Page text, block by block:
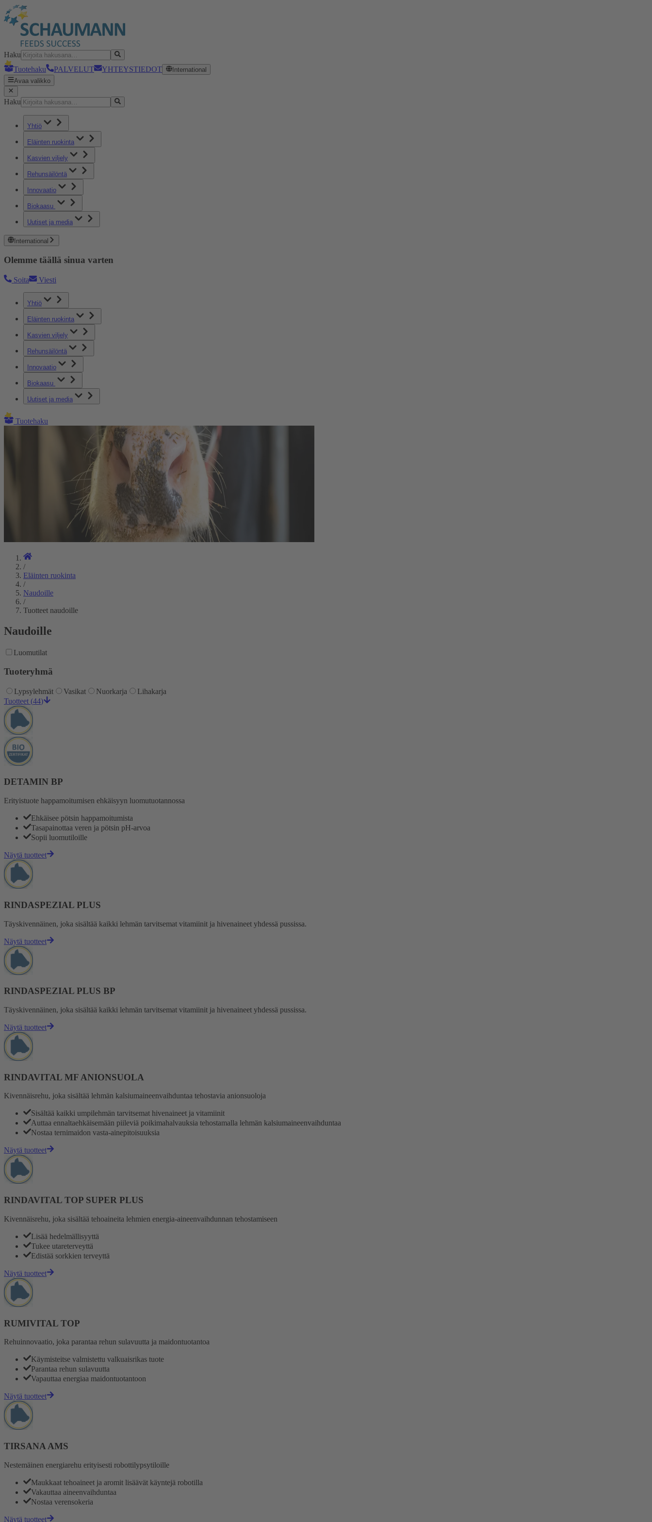
Haku
Tuotehaku
PALVELUT YHTEYSTIEDOT
International
Avaa valikko
Haku
Yhtiö
Eläinten ruokinta
Kasvien viljely
Rehunsäilöntä
Innovaatio
Biokaasu
Uutiset ja media
International
Olemme täällä sinua varten
Soita Viesti
Yhtiö
Eläinten ruokinta
Kasvien viljely
Rehunsäilöntä
Innovaatio
Biokaasu
Uutiset ja media
Tuotehaku
/
Eläinten ruokinta
/
Naudoille
/
Tuotteet naudoille
Naudoille
Luomutilat
Tuoteryhmä
Lypsylehmät Vasikat Nuorkarja
Lihakarja
Tuotteet (44)
DETAMIN BP
Erityistuote happamoitumisen ehkäisyyn luomutuotannossa
Ehkäisee pötsin happamoitumista
Tasapainottaa veren ja pötsin pH-arvoa
Sopii luomutiloille
Näytä tuotteet
RINDASPEZIAL PLUS
Täyskivennäinen, joka sisältää kaikki lehmän tarvitsemat vitamiinit ja hivenaineet yhdessä pussissa.
Näytä tuotteet
RINDASPEZIAL PLUS BP
Täyskivennäinen, joka sisältää kaikki lehmän tarvitsemat vitamiinit ja hivenaineet yhdessä pussissa.
Näytä tuotteet
RINDAVITAL MF ANIONSUOLA
Kivennäisrehu, joka sisältää lehmän kalsiumaineenvaihduntaa tehostavia anionsuoloja
Sisältää kaikki umpilehmän tarvitsemat hivenaineet ja vitamiinit
Auttaa ennaltaehkäisemään piileviä poikimahalvauksia tehostamalla lehmän kalsiumaineenvaihduntaa
Nostaa ternimaidon vasta-ainepitoisuuksia
Näytä tuotteet
RINDAVITAL TOP SUPER PLUS
Kivennäisrehu, joka sisältää tehoaineita lehmien energia-aineenvaihdunnan tehostamiseen
Lisää hedelmällisyyttä
Tukee utareterveyttä
Edistää sorkkien terveyttä
Näytä tuotteet
RUMIVITAL TOP
Rehuinnovaatio, joka parantaa rehun sulavuutta ja maidontuotantoa
Käymisteitse valmistettu valkuaisrikas tuote
Parantaa rehun sulavuutta
Vapauttaa energiaa maidontuotantoon
Näytä tuotteet
TIRSANA AMS
Nestemäinen energiarehu erityisesti robottilypsytiloille
Maukkaat tehoaineet ja aromit lisäävät käyntejä robotilla
Vakauttaa aineenvaihduntaa
Nostaa verensokeria
Näytä tuotteet